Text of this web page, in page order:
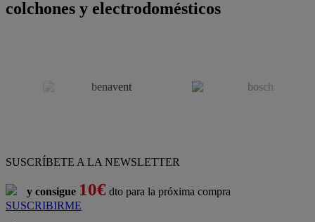
colchones y electrodomésticos
SUSCRÍBETE A LA NEWSLETTER
y consigue 10€ dto para la próxima compra
SUSCRIBIRME